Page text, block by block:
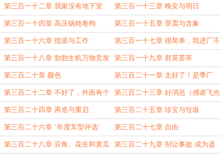
ForestH的盟主
第三百一十二章 我家没有地下室
（感谢傳説中嘚橘喵的盟主
第三百一十三章 晚安与明日
第三百一十四章 高压锅炖卷狗 第三百一十五章 景震与含象
第三百一十六章 指派与工作 第三百一十七章 很简单，我进厂不
就是了？
第三百一十八章 勃勃生机万物竞发 第三百一十九章 群英荟萃
第三百二十章 颜色 第三百二十一章 太好了！是季厂
长，我们有救了！
第三百二十二章 不好了，外面有个
绿眼睛的老登打进来了！
第三百二十三章 好消息（感谢飞光
无罅的盟主
第三百二十四章 再造与重启 第三百二十五章 珍宝与垃圾
第三百二十六章 ‘年度车型评选’ 第三百二十七章 自由
第三百二十八章 豆角、花生和黄瓜 第三百二十九章 别让事故 成为遗